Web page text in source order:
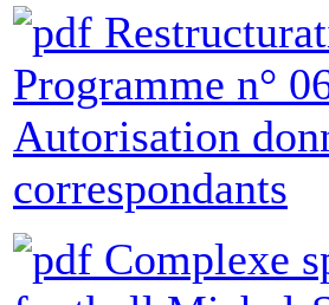
Programme n°
Autorisation
correspondants
Complexe